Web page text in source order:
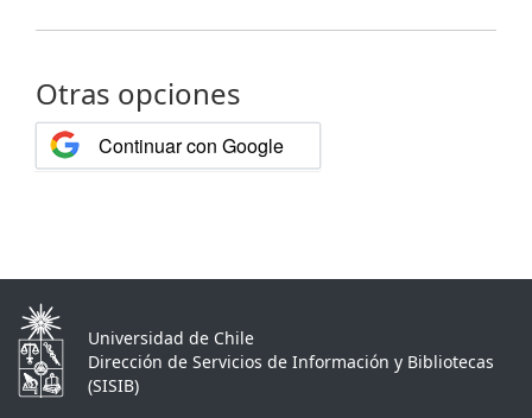
Otras opciones
Continuar con Google
Universidad de Chile
Dirección de Servicios de Información y Bibliotecas
(SISIB)